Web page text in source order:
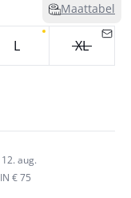
Maattabel
L XL
aug.
€ 75